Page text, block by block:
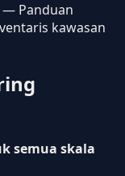
— Panduan
kawasan
semua skala